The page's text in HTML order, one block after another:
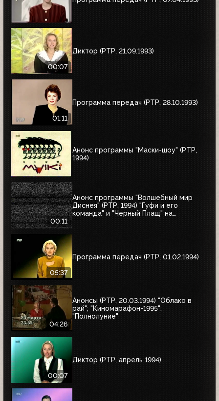
00:07
Диктор (РТР, 21.09.1993)
01:11
Программа передач (РТР, 28.10.1993)
Анонс программы "Маски-шоу" (РТР,
1994)
00:11
Анонс программы "Волшебный мир
Диснея" (РТР, 1994) "Гуфи и его
команда" и "Черный Плащ" на
05:37
Программа передач (РТР, 01.02.1994)
04:26
Анонсы (РТР, 20.03.1994) "Облако в
рай"; "Киномарафон-1995";
"Полнолуние"
00:07
Диктор (РТР, апрель 1994)